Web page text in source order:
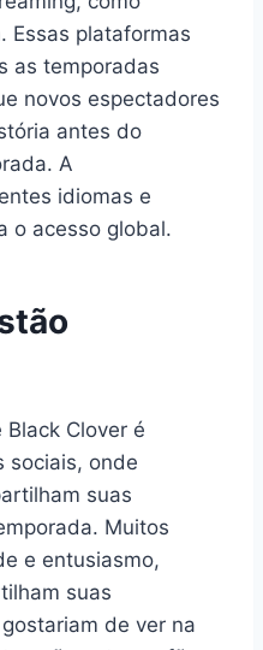
Essas plataformas
as temporadas
novos espectadores
antes do
A
idiomas e
o acesso global.
Clover é
sociais, onde
suas
Muitos
e entusiasmo,
suas
de ver na